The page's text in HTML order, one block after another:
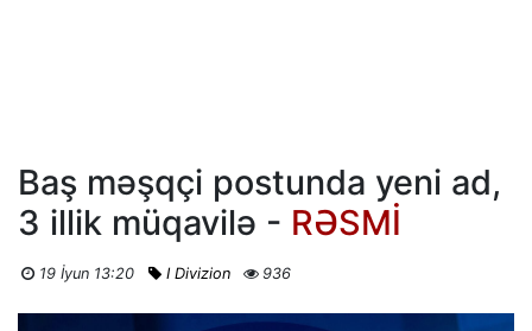
Baş məşqçi postunda yeni ad,
3 illik müqavilə - RƏSMİ
19 İyun 13:20 I Divizion 936